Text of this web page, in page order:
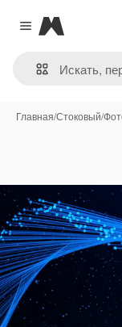
Close menu
Magnific
Главная/Стоковый/